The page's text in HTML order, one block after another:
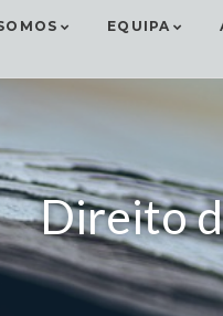
EQUIPA
Direito